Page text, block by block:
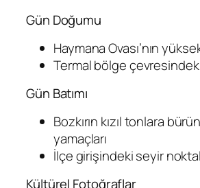
Gün Doğumu
Haymana Ovası’nın
Termal bölge
Gün Batımı
Bozkırın kızıl tonlara
yamaçları
İlçe girişindeki seyir
Kültürel Fotoğraflar